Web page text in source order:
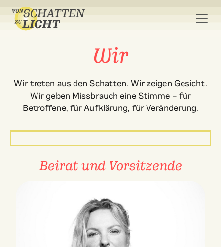
Wir
Wir treten aus den Schatten. Wir zeigen Gesicht.
Wir geben Missbrauch eine Stimme – für
Betroffene, für Aufklärung, für Veränderung.
Beirat und Vorsitzende